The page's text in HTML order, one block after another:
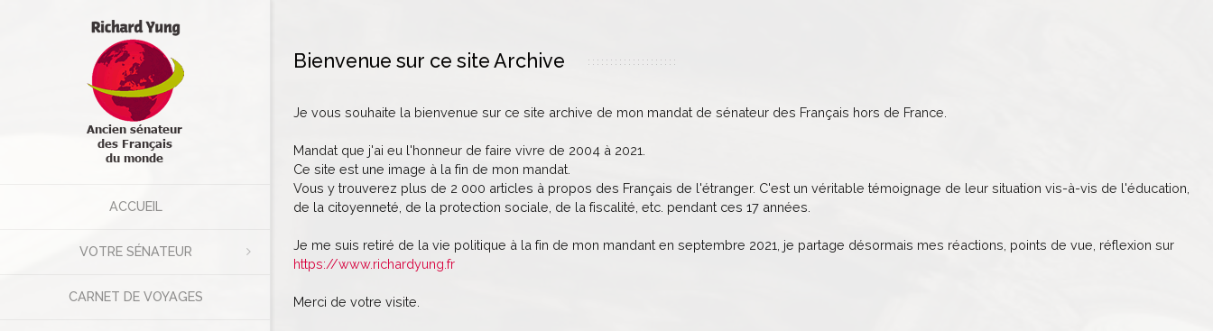
ACCUEIL
VOTRE SÉNATEUR
CARNET DE VOYAGES
Bienvenue sur ce site Archive
Je vous souhaite la bienvenue sur ce site archive de mon mandat de sénateur des Français hors de France.
Mandat que j'ai eu l'honneur de faire vivre de 2004 à 2021.
Ce site est une image à la fin de mon mandat.
Vous y trouverez plus de 2 000 articles à propos des Français de l'étranger. C'est un véritable témoignage de leur situation vis-à-vis de l'éducation,
de la citoyenneté, de la protection sociale, de la fiscalité, etc. pendant ces 17 années.
Je me suis retiré de la vie politique à la fin de mon mandant en septembre 2021, je partage désormais mes réactions, points de vue, réflexion sur
https://www.richardyung.fr
Merci de votre visite.